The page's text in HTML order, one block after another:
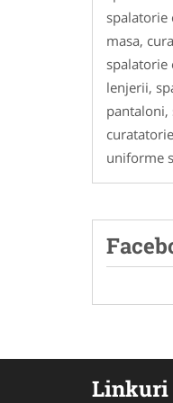
spalatorie
masa,
spalatorie
lenjerii,
pantaloni,
uniforme
Linkuri